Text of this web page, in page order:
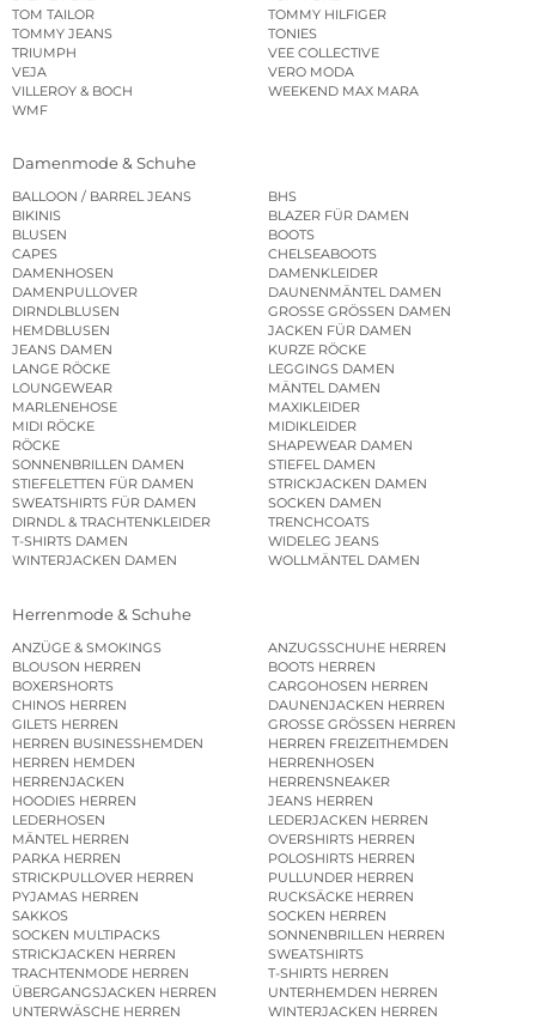
TOM TAILOR
TOMMY HILFIGER
TOMMY JEANS
TONIES
TRIUMPH
VEE COLLECTIVE
VEJA
VERO MODA
VILLEROY & BOCH
WEEKEND MAX MARA
WMF
Damenmode & Schuhe
BALLOON / BARREL JEANS
BHS
BIKINIS
BLAZER FÜR DAMEN
BLUSEN
BOOTS
CAPES
CHELSEABOOTS
DAMENHOSEN
DAMENKLEIDER
DAMENPULLOVER
DAUNENMÄNTEL DAMEN
DIRNDLBLUSEN
GROSSE GRÖSSEN DAMEN
HEMDBLUSEN
JACKEN FÜR DAMEN
JEANS DAMEN
KURZE RÖCKE
LANGE RÖCKE
LEGGINGS DAMEN
LOUNGEWEAR
MÄNTEL DAMEN
MARLENEHOSE
MAXIKLEIDER
MIDI RÖCKE
MIDIKLEIDER
RÖCKE
SHAPEWEAR DAMEN
SONNENBRILLEN DAMEN
STIEFEL DAMEN
STIEFELETTEN FÜR DAMEN
STRICKJACKEN DAMEN
SWEATSHIRTS FÜR DAMEN
SOCKEN DAMEN
DIRNDL & TRACHTENKLEIDER
TRENCHCOATS
T-SHIRTS DAMEN
WIDELEG JEANS
WINTERJACKEN DAMEN
WOLLMÄNTEL DAMEN
Herrenmode & Schuhe
ANZÜGE & SMOKINGS
ANZUGSSCHUHE HERREN
BLOUSON HERREN
BOOTS HERREN
BOXERSHORTS
CARGOHOSEN HERREN
CHINOS HERREN
DAUNENJACKEN HERREN
GILETS HERREN
GROSSE GRÖSSEN HERREN
HERREN BUSINESSHEMDEN
HERREN FREIZEITHEMDEN
HERREN HEMDEN
HERRENHOSEN
HERRENJACKEN
HERRENSNEAKER
HOODIES HERREN
JEANS HERREN
LEDERHOSEN
LEDERJACKEN HERREN
MÄNTEL HERREN
OVERSHIRTS HERREN
PARKA HERREN
POLOSHIRTS HERREN
STRICKPULLOVER HERREN
PULLUNDER HERREN
PYJAMAS HERREN
RUCKSÄCKE HERREN
SAKKOS
SOCKEN HERREN
SOCKEN MULTIPACKS
SONNENBRILLEN HERREN
STRICKJACKEN HERREN
SWEATSHIRTS
TRACHTENMODE HERREN
T-SHIRTS HERREN
ÜBERGANGSJACKEN HERREN
UNTERHEMDEN HERREN
UNTERWÄSCHE HERREN
WINTERJACKEN HERREN